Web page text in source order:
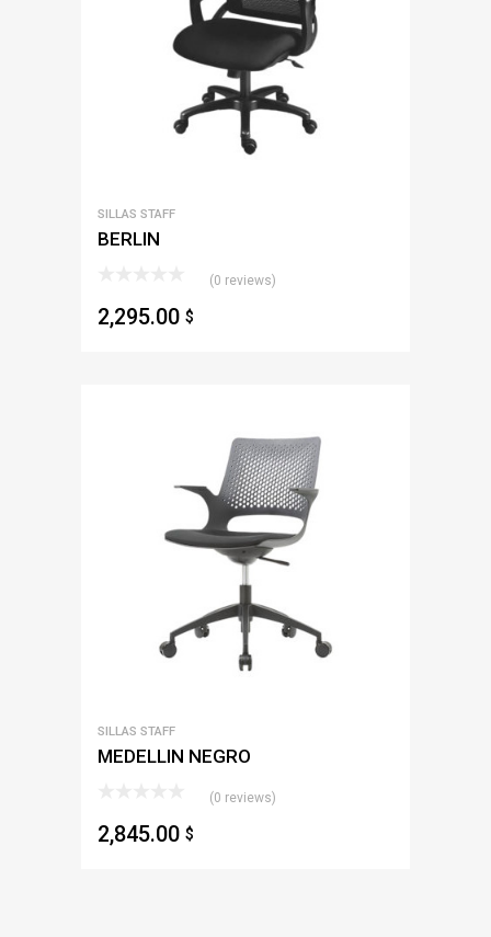
SILLAS STAFF
BERLIN
(0 reviews)
2,295.00 $
SILLAS STAFF
MEDELLIN NEGRO
(0 reviews)
2,845.00 $